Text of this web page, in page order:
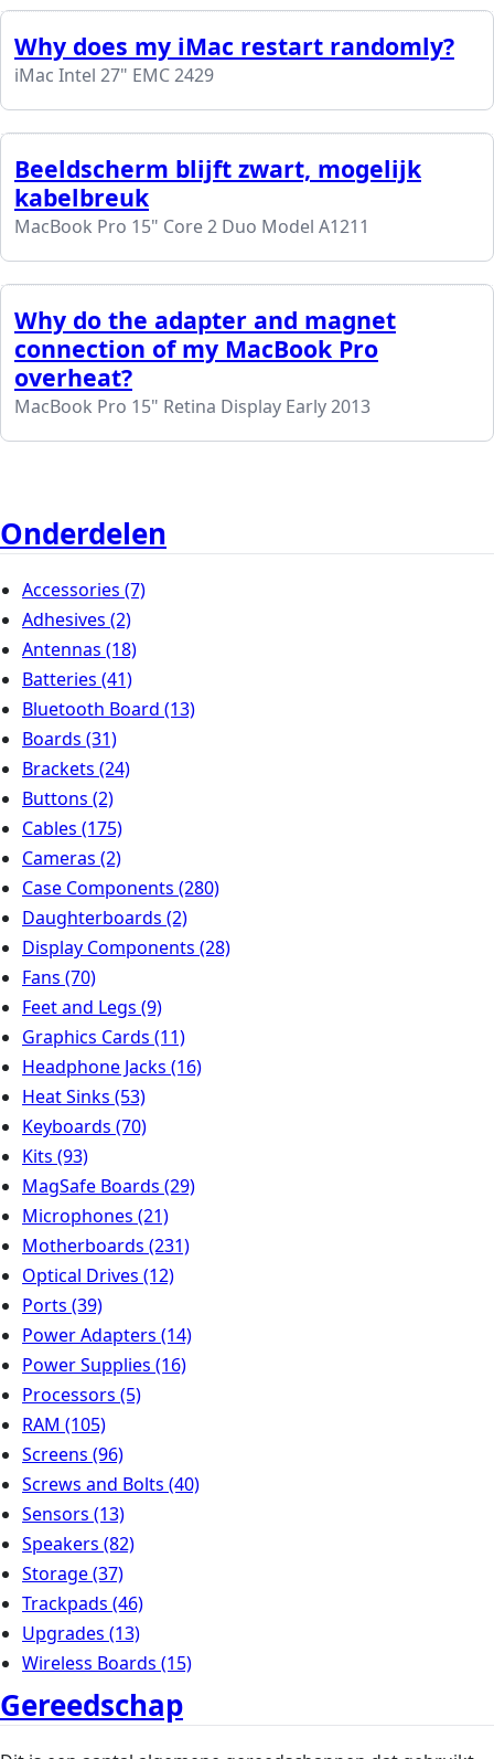
Why does my iMac restart randomly?
iMac Intel 27" EMC 2429
Beeldscherm blijft zwart, mogelijk
kabelbreuk
MacBook Pro 15" Core 2 Duo Model A1211
Why do the adapter and magnet
connection of my MacBook Pro
overheat?
MacBook Pro 15" Retina Display Early 2013
Onderdelen
Accessories (7)
Adhesives (2)
Antennas (18)
Batteries (41)
Bluetooth Board (13)
Boards (31)
Brackets (24)
Buttons (2)
Cables (175)
Cameras (2)
Case Components (280)
Daughterboards (2)
Display Components (28)
Fans (70)
Feet and Legs (9)
Graphics Cards (11)
Headphone Jacks (16)
Heat Sinks (53)
Keyboards (70)
Kits (93)
MagSafe Boards (29)
Microphones (21)
Motherboards (231)
Optical Drives (12)
Ports (39)
Power Adapters (14)
Power Supplies (16)
Processors (5)
RAM (105)
Screens (96)
Screws and Bolts (40)
Sensors (13)
Speakers (82)
Storage(37)
Trackpads (46)
Upgrades (13)
Wireless Boards (15)
Gereedschap